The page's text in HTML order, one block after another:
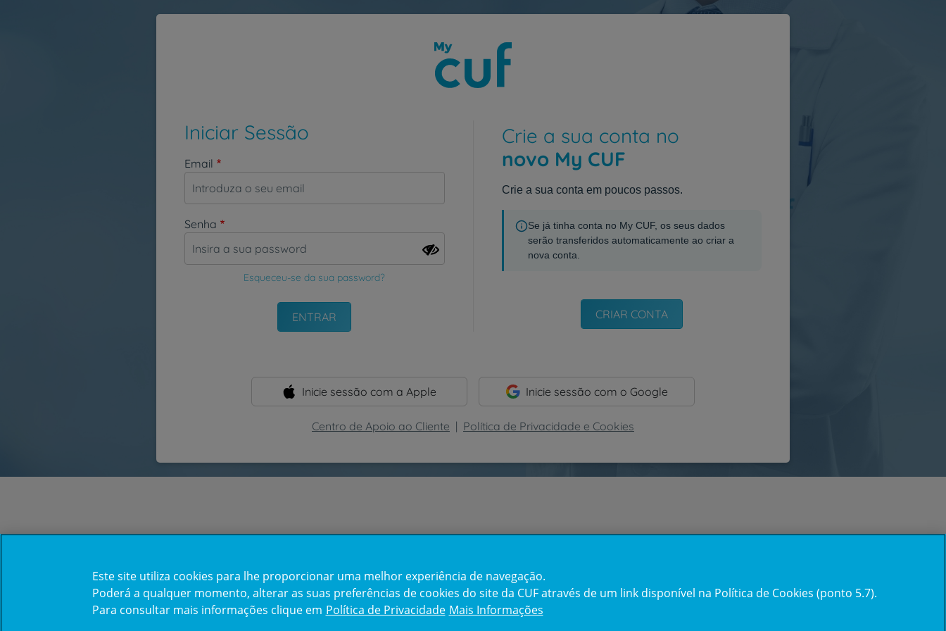
Iniciar Sessão
Email
Senha
Esqueceu-se da sua password?
Crie a sua conta no
novo My CUF
Crie a sua conta em poucos passos.
Se já tinha conta no My CUF, os seus dados
serão transferidos automaticamente ao criar a
nova conta.
CRIAR CONTA
Inicie sessão com a Apple Inicie sessão com o Google
Centro de Apoio ao Cliente | Política de Privacidade e Cookies
Este site utiliza cookies para lhe proporcionar uma melhor experiência de navegação.
Poderá a qualquer momento, alterar as suas preferências de cookies do site da CUF através de um link disponível na Política de Cookies (ponto 5.7).
Para consultar mais informações clique em Política de Privacidade Mais Informações